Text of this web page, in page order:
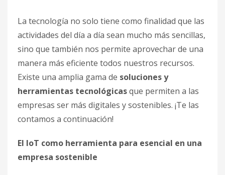
La tecnología no solo tiene como finalidad que las
actividades del día a día sean mucho más sencillas,
sino que también nos permite aprovechar de una
manera más eficiente todos nuestros recursos.
Existe una amplia gama de soluciones y
herramientas tecnológicasque permiten a las
empresas ser más digitales y sostenibles. ¡Te las
contamos a continuación!
El IoT como herramienta para esencial en una
empresa sostenible